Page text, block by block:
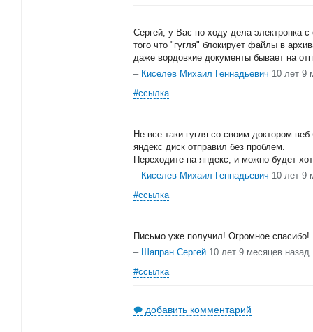
Сергей, у Вас по ходу дела электронка
того что "гугля" блокирует файлы в
даже вордовкие документы бывает на
– Киселев Михаил Геннадьевич 10 лет 9
#ссылка
Не все таки гугля со своим доктором
яндекс диск отправил без проблем.
Переходите на яндекс, и можно будет
– Киселев Михаил Геннадьевич 10 лет 9
#ссылка
Письмо уже получил! Огромное спасибо!
– Шапран Сергей 10 лет 9 месяцев назад
#ссылка
добавить комментарий